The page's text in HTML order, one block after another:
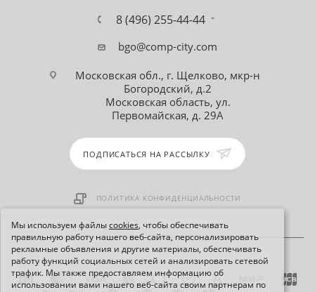
Мы используем файлыcookies, чтобы обеспечивать
правильную работу нашего веб-сайта, персонализировать
рекламные объявления и другие материалы, обеспечивать
работу функций социальных сетей и анализировать сетевой
трафик. Мы также предоставляем информацию об
использовании вами нашего веб-сайта своим партнерам по
8 (496) 255-44-44
bgo@comp-city.com
Московская обл., г. Щелково, мкр-н
Богородский, д.2
Московская область, ул.
Первомайская, д. 29А
ПОДПИСАТЬСЯ НА РАССЫЛКУ
ПОЛИТИКА КОНФИДЕНЦИАЛЬНОСТИ